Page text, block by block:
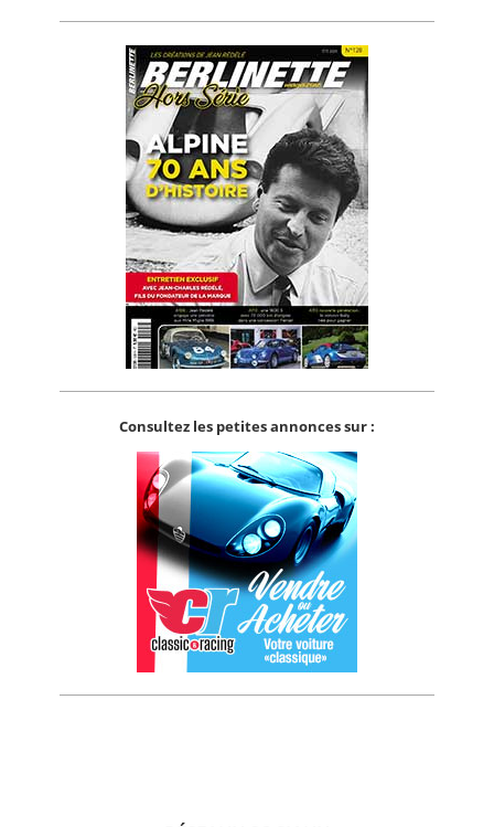
Consultez les petites annonces sur :